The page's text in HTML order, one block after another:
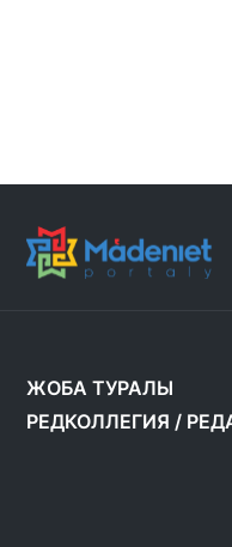
ЖОБА ТУРАЛЫ
РЕДКОЛЛЕГИЯ /